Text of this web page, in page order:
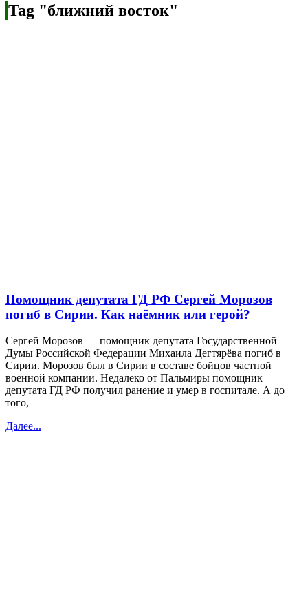
Tag "ближний восток"
Помощник депутата ГД РФ Сергей Морозов
погиб в Сирии. Как наёмник или герой?
Сергей Морозов — помощник депутата Государственной
Думы Российской Федерации Михаила Дегтярёва погиб в
Сирии. Морозов был в Сирии в составе бойцов частной
военной компании. Недалеко от Пальмиры помощник
депутата ГД РФ получил ранение и умер в госпитале. А до
того,
Далее...